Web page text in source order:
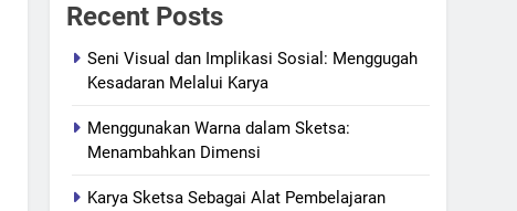
Recent Posts
Seni Visual dan Implikasi Sosial: Menggugah
Kesadaran Melalui Karya
Menggunakan Warna dalam Sketsa:
Menambahkan Dimensi
Karya Sketsa Sebagai Alat Pembelajaran